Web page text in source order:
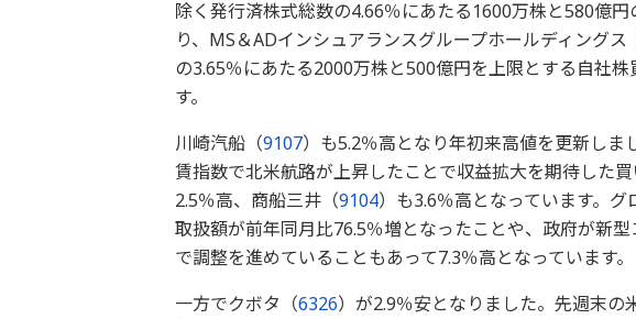
除く発行済株式総数の4.66％にあたる1600万株と580億
り、MS＆ADインシュアランスグループホールディングス
の3.65％にあたる2000万株と500億円を上限とする自社
す。
川崎汽船（9107）も5.2％高となり年初来高値を更新し
賃指数で北米航路が上昇したことで収益拡大を期待した
2.5％高、商船三井（9104）も3.6％高となっています。
取扱額が前年同月比76.5％増となったことや、政府が新
で調整を進めていることもあって7.3％高となっています。
一方でクボタ（6326）が2.9％安となりました。先週末の